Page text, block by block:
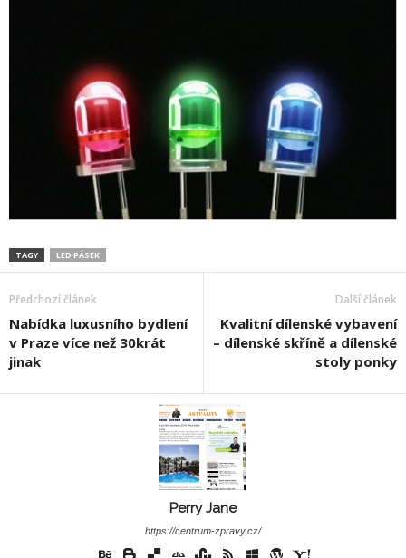
TAGY LED PÁSEK
Předchozí článek
Nabídka luxusního bydlení
v Praze více než 30krát
jinak
Další článek
Kvalitní dílenské vybavení
– dílenské skříně a dílenské
stoly ponky
Perry Jane
https://centrum-zpravy.cz/